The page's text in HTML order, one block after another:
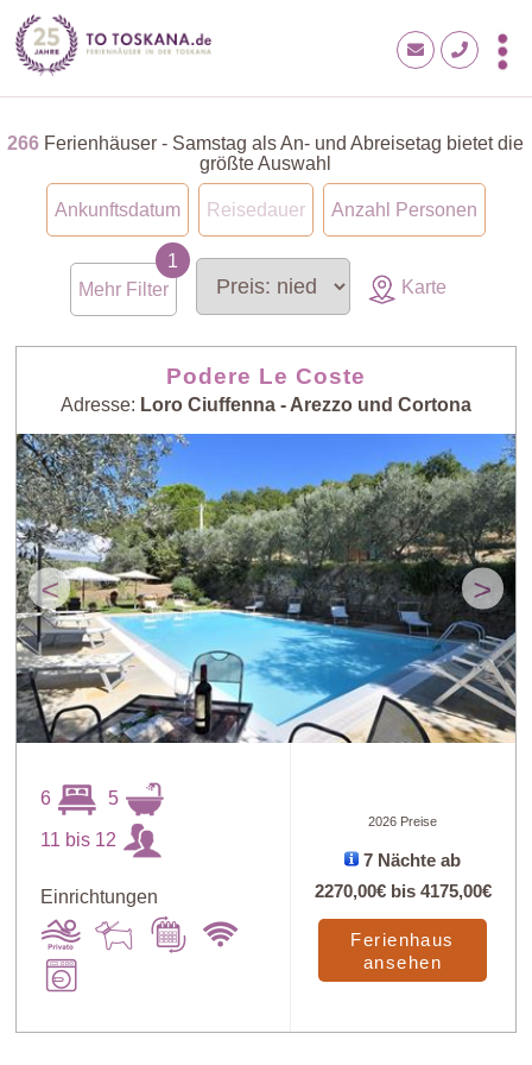
266 Ferienhäuser - Samstag als An- und Abreisetag bietet die
größte Auswahl
Ankunftsdatum Reisedauer Anzahl Personen
Mehr Filter Karte
Podere Le Coste
Adresse: Loro Ciuffenna - Arezzo und Cortona
< >
6 5
11 bis 12
Einrichtungen
2026 Preise
7 Nächte ab
2270,00€bis 4175,00€
Ferienhaus
ansehen